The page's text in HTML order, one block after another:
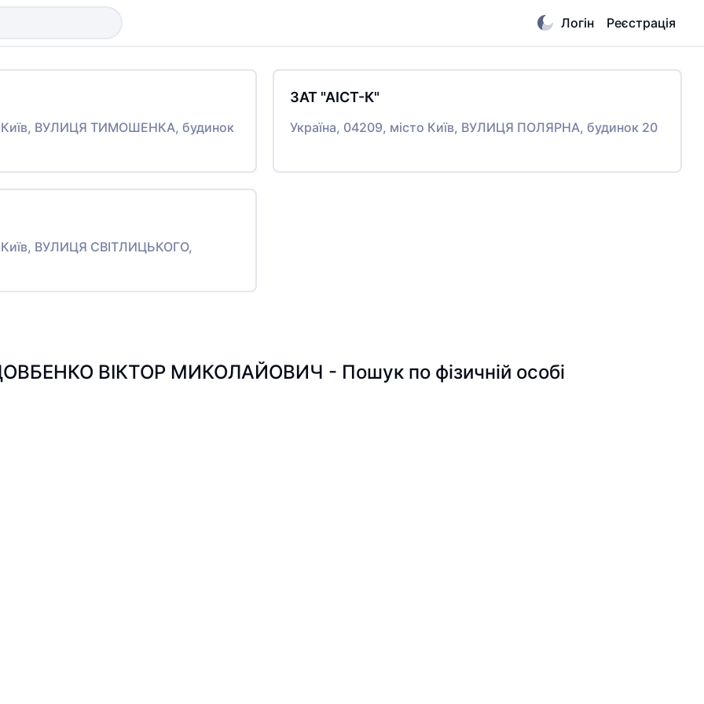
Логін Реєстрація
Київ, ВУЛИЦЯ ТИМОШЕНКА, будинок
ЗАТ "АІСТ-К"
Україна, 04209, місто Київ, ВУЛИЦЯ ПОЛЯРНА, будинок 20
Київ, ВУЛИЦЯ СВІТЛИЦЬКОГО,
ВІКТОР МИКОЛАЙОВИЧ - Пошук по фізичній особі